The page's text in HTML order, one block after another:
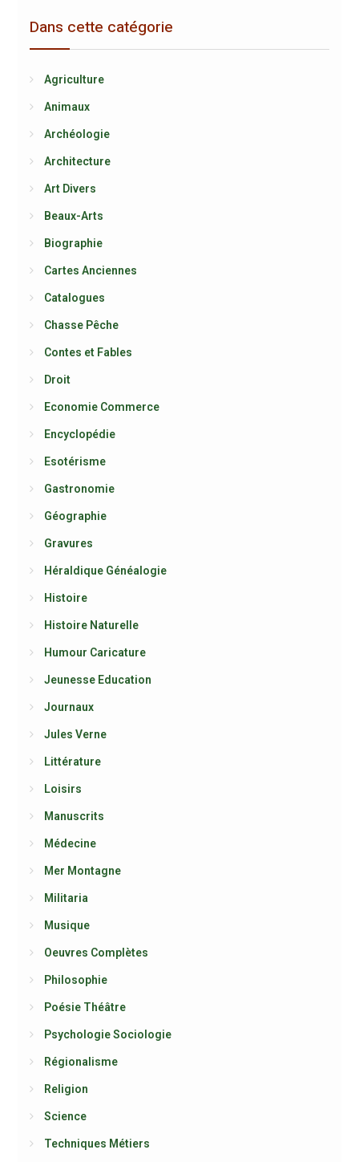
Dans cette catégorie
Agriculture
Animaux
Archéologie
Architecture
Art Divers
Beaux-Arts
Biographie
Cartes Anciennes
Catalogues
Chasse Pêche
Contes et Fables
Droit
Economie Commerce
Encyclopédie
Esotérisme
Gastronomie
Géographie
Gravures
Héraldique Généalogie
Histoire
Histoire Naturelle
Humour Caricature
Jeunesse Education
Journaux
Jules Verne
Littérature
Loisirs
Manuscrits
Médecine
Mer Montagne
Militaria
Musique
Oeuvres Complètes
Philosophie
Poésie Théâtre
Psychologie Sociologie
Régionalisme
Religion
Science
Techniques Métiers